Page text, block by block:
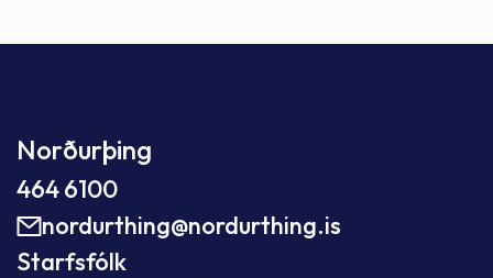
Norðurþing
464 6100
nordurthing@nordurthing.is
Starfsfólk